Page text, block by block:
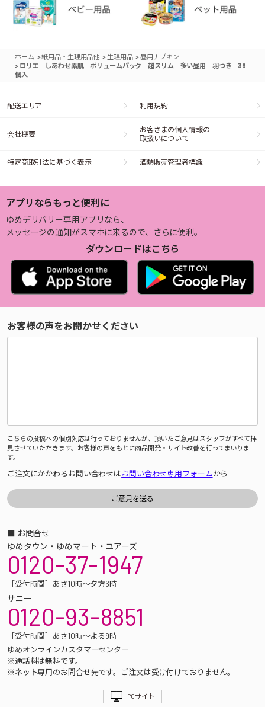
ホーム >紙用品・生理用品他 > 生理用品 >昼用ナプキン
> ロリエ しあわせ素肌 ボリュームパック 超スリム 多い昼用 羽つき 36
個入
配送エリア 利用規約
会社概要
お客さまの個人情報の
取扱いについて
特定商取引法に基づく表示 酒類販売管理者標識
アプリならもっと便利に
ゆめデリバリー専用アプリなら、
メッセージの通知がスマホに来るので、さらに便利。
ダウンロードはこちら
お客様の声をお聞かせください
こちらの投稿への個別対応は行っておりませんが、頂いたご意見はスタッフがすべて拝
見させていただきます。お客様の声をもとに商品開発・サイト改善を行ってまいりま
す。
ご注文にかかわるお問い合わせはお問い合わせ専用フォームから
■ お問合せ
ゆめタウン・ゆめマート・ユアーズ
0120-37-1947
［受付時間］あさ10時～夕方6時
サニー
0120-93-8851
［受付時間］あさ10時～よる9時
ゆめオンラインカスタマーセンター
※通話料は無料です。
※ネット専用のお問合せ先です。ご注文は受け付けておりません。
PCサイト